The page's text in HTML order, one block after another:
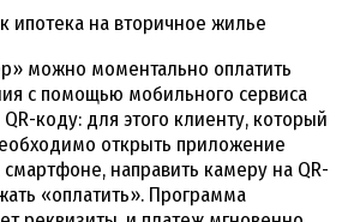
можно моментально оплатить
с помощью мобильного сервиса
коду: для этого клиенту, который
открыть приложение
направить камеру на QR-
«оплатить». Программа